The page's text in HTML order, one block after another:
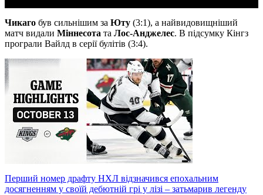
Чикаго був сильнішим за Юту (3:1), а найвидовищніший
матч видали Міннесота та Лос-Анджелес. В підсумку Кінгз
програли Вайлд в серії булітів (3:4).
Перший номер драфту НХЛ відзначився епохальним
досягненням у своїй дебютній грі у лізі – затьмарив легенду